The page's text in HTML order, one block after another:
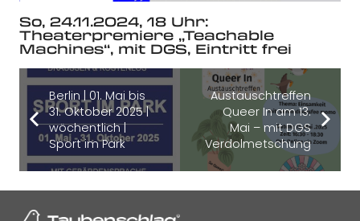
So, 24.11.2024, 18 Uhr:
Theaterpremiere „Teachable
Machines“, mit DGS, Eintritt frei
Berlin | 01. Mai bis
31. Oktober 2025 |
wöchentlich |
Sport im Park
Austauschtreffen
Queer In am 13.
Mai – mit DGS
Verdolmetschung